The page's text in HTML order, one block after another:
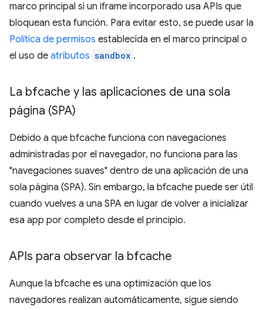
marco principal si un iframe incorporado usa APIs que
bloquean esta función. Para evitar esto, se puede usar la
Política de permisos establecida en el marco principal o
el uso de atributos sandbox .
La bfcache y las aplicaciones de una sola
página (SPA)
Debido a que bfcache funciona con navegaciones
administradas por el navegador, no funciona para las
"navegaciones suaves" dentro de una aplicación de una
sola página (SPA). Sin embargo, la bfcache puede ser útil
cuando vuelves a una SPA en lugar de volver a inicializar
esa app por completo desde el principio.
APIs para observar la bfcache
Aunque la bfcache es una optimización que los
navegadores realizan automáticamente, sigue siendo